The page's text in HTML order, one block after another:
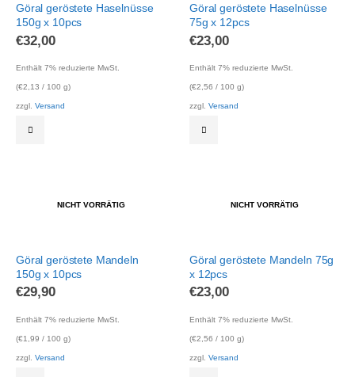
Göral geröstete Haselnüsse
150g x 10pcs
€32,00
Enthält 7% reduzierte MwSt.
(€2,13 / 100 g)
zzgl. Versand
Göral geröstete Haselnüsse
75g x 12pcs
€23,00
Enthält 7% reduzierte MwSt.
(€2,56 / 100 g)
zzgl. Versand
NICHT VORRÄTIG
Göral geröstete Mandeln
150g x 10pcs
€29,90
Enthält 7% reduzierte MwSt.
(€1,99 / 100 g)
zzgl. Versand
NICHT VORRÄTIG
Göral geröstete Mandeln 75g
x 12pcs
€23,00
Enthält 7% reduzierte MwSt.
(€2,56 / 100 g)
zzgl. Versand